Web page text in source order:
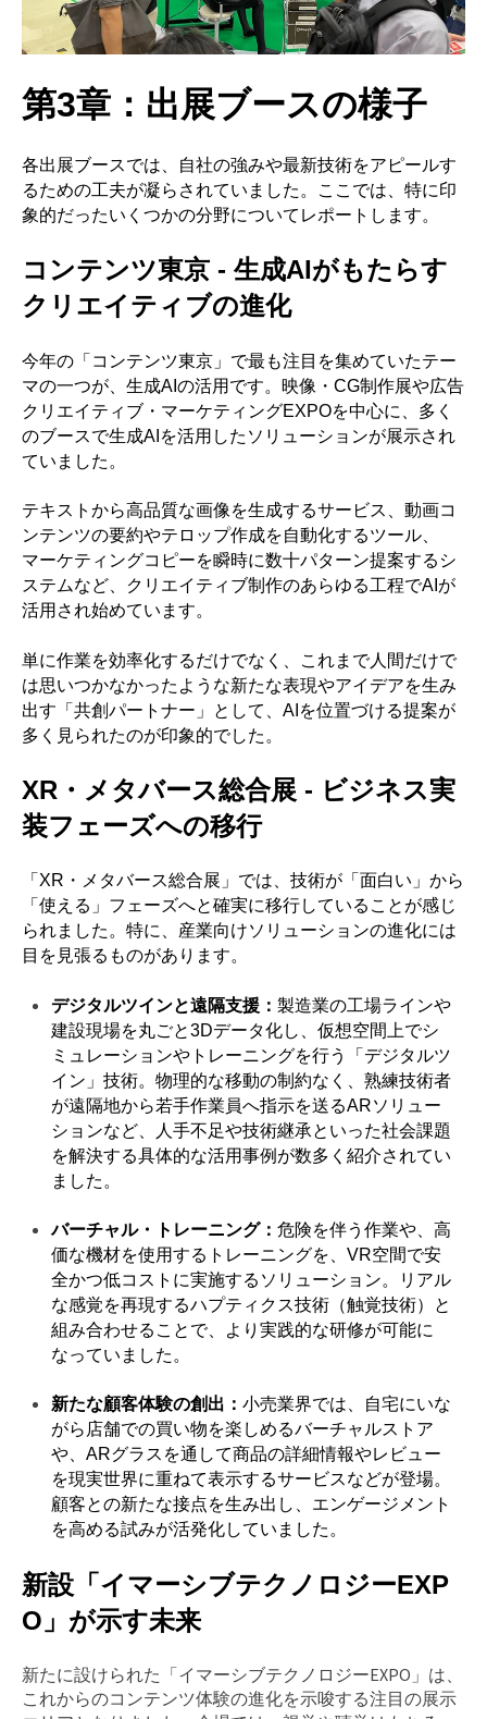
第3章：出展ブースの様子
各出展ブースでは、自社の強みや最新技術をアピールす
るための工夫が凝らされていました。ここでは、特に印
象的だったいくつかの分野についてレポートします。
コンテンツ東京 - 生成AIがもたらす
クリエイティブの進化
今年の「コンテンツ東京」で最も注目を集めていたテー
マの一つが、 生成AI の活用です。映像・CG制作展や広告
クリエイティブ・マーケティングEXPOを中心に、多く
のブースで生成AIを活用したソリューションが展示され
ていました。
テキストから高品質な画像を生成するサービス、動画コ
ンテンツの要約やテロップ作成を自動化するツール、
マーケティングコピーを瞬時に数十パターン提案するシ
ステムなど、クリエイティブ制作のあらゆる工程でAIが
活用され始めています。
単に作業を効率化するだけでなく、これまで人間だけで
は思いつかなかったような新たな表現やアイデアを生み
出す「共創パートナー」として、AIを位置づける提案が
多く見られたのが印象的でした。
XR・メタバース総合展 - ビジネス実
装フェーズへの移行
「XR・メタバース総合展」では、技術が「面白い」から
「使える」フェーズへと確実に移行していることが感じ
られました。特に、産業向けソリューションの進化には
目を見張るものがあります。
デジタルツインと遠隔支援：製造業の工場ラインや
建設現場を丸ごと3Dデータ化し、仮想空間上でシ
ミュレーションやトレーニングを行う「デジタルツ
イン」技術。物理的な移動の制約なく、熟練技術者
が遠隔地から若手作業員へ指示を送るARソリュー
ションなど、人手不足や技術継承といった社会課題
を解決する具体的な活用事例が数多く紹介されてい
ました。
バーチャル・トレーニング：危険を伴う作業や、高
価な機材を使用するトレーニングを、VR空間で安
全かつ低コストに実施するソリューション。リアル
な感覚を再現するハプティクス技術（触覚技術）と
組み合わせることで、より実践的な研修が可能に
なっていました。
新たな顧客体験の創出：小売業界では、自宅にいな
がら店舗での買い物を楽しめるバーチャルストア
や、ARグラスを通して商品の詳細情報やレビュー
を現実世界に重ねて表示するサービスなどが登場。
顧客との新たな接点を生み出し、エンゲージメント
を高める試みが活発化していました。
新設「イマーシブテクノロジーEXP
O」が示す未来
新たに設けられた「イマーシブテクノロジーEXPO」は、
これからのコンテンツ体験の進化を示唆する注目の展示